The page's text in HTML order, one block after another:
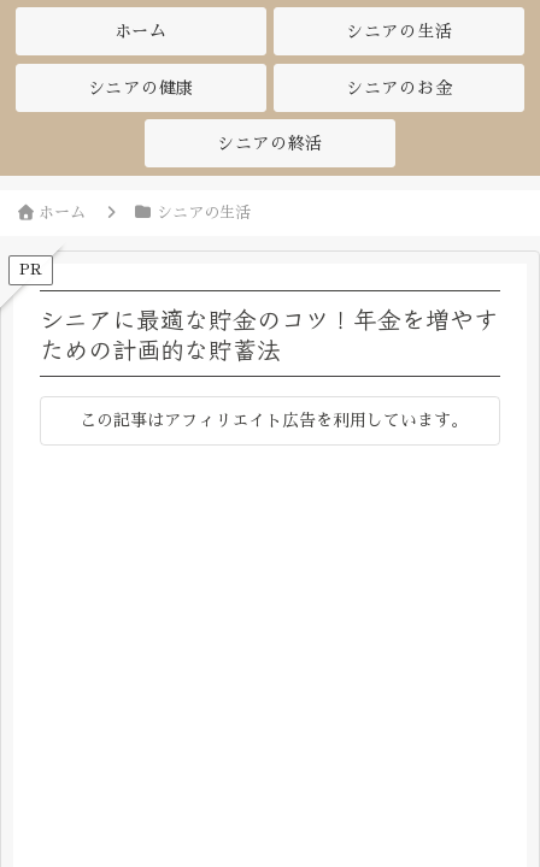
ホーム シニアの生活
シニアの健康 シニアのお金
シニアの終活
ホーム シニアの生活
PR
シニアに最適な貯金のコツ！年金を増やす
ための計画的な貯蓄法
この記事はアフィリエイト広告を利用しています。